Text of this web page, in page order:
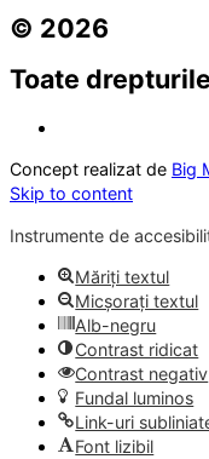
© 2026
Toate
Concept realizat de Big
Skip to content
Instrumente de
Măriți textul
Micșorați textul
Alb-negru
Contrast ridicat
Contrast negativ
Fundal luminos
Link-uri
Font lizibil